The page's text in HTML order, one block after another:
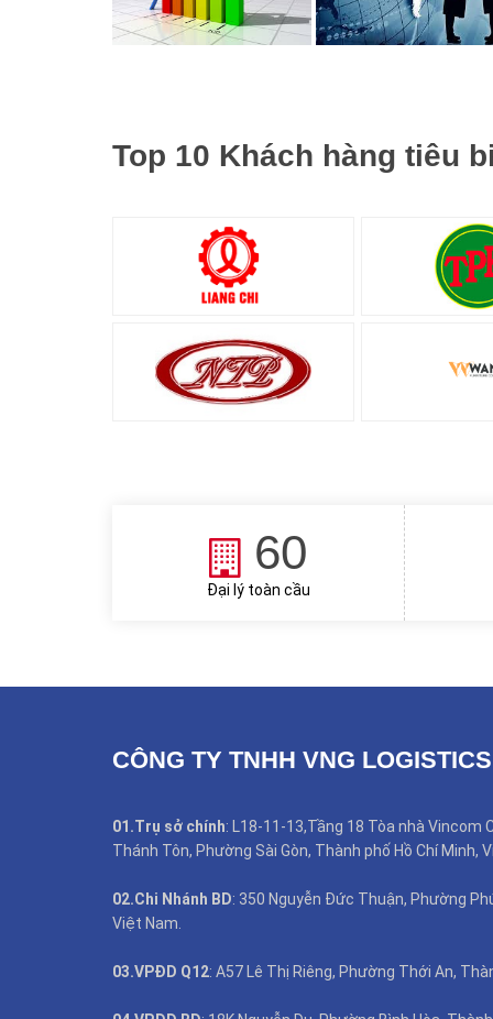
Top 10 Khách hàng tiêu
60
Đại lý toàn cầu
CÔNG TY TNHH VNG LOGISTICS
01.Trụ sở chính: L18-11-13,Tầng 18 Tòa nhà Vincom
Thánh Tôn, Phường Sài Gòn, Thành phố Hồ Chí Minh,
02.Chi Nhánh BD: 350 Nguyễn Đức Thuận, Phường
Việt Nam.
03.VPĐD Q12: A57 Lê Thị Riêng, Phường Thới An,